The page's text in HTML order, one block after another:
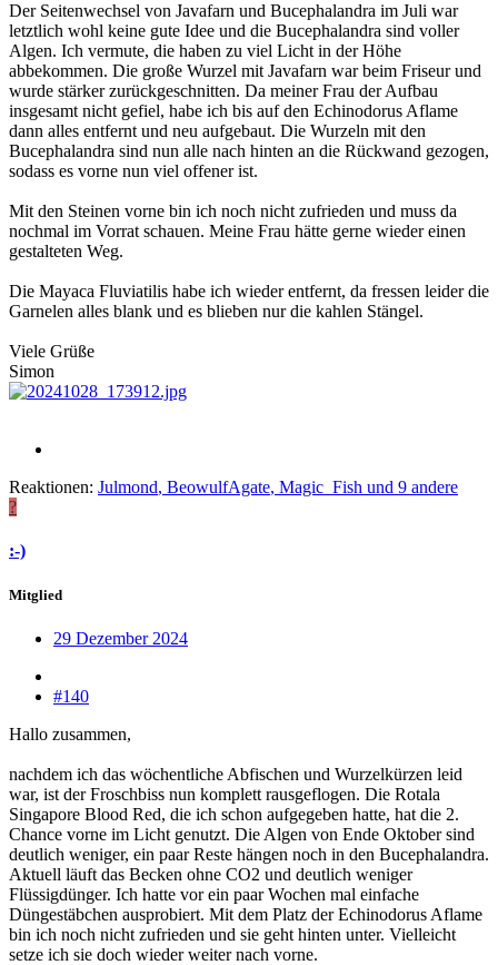
Der Seitenwechsel von Javafarn und Bucephalandra im Juli war
letztlich wohl keine gute Idee und die Bucephalandra sind voller
Algen. Ich vermute, die haben zu viel Licht in der Höhe
abbekommen. Die große Wurzel mit Javafarn war beim Friseur und
wurde stärker zurückgeschnitten. Da meiner Frau der Aufbau
insgesamt nicht gefiel, habe ich bis auf den Echinodorus Aflame
dann alles entfernt und neu aufgebaut. Die Wurzeln mit den
Bucephalandra sind nun alle nach hinten an die Rückwand gezogen,
sodass es vorne nun viel offener ist.
Mit den Steinen vorne bin ich noch nicht zufrieden und muss da
nochmal im Vorrat schauen. Meine Frau hätte gerne wieder einen
gestalteten Weg.
Die Mayaca Fluviatilis habe ich wieder entfernt, da fressen leider die
Garnelen alles blank und es blieben nur die kahlen Stängel.
Viele Grüße
Simon
Reaktionen: Julmond, BeowulfAgate, Magic_Fish und 9 andere
?
:-)
Mitglied
29 Dezember 2024
#140
Hallo zusammen,
nachdem ich das wöchentliche Abfischen und Wurzelkürzen leid
war, ist der Froschbiss nun komplett rausgeflogen. Die Rotala
Singapore Blood Red, die ich schon aufgegeben hatte, hat die 2.
Chance vorne im Licht genutzt. Die Algen von Ende Oktober sind
deutlich weniger, ein paar Reste hängen noch in den Bucephalandra.
Aktuell läuft das Becken ohne CO2 und deutlich weniger
Flüssigdünger. Ich hatte vor ein paar Wochen mal einfache
Düngestäbchen ausprobiert. Mit dem Platz der Echinodorus Aflame
bin ich noch nicht zufrieden und sie geht hinten unter. Vielleicht
setze ich sie doch wieder weiter nach vorne.